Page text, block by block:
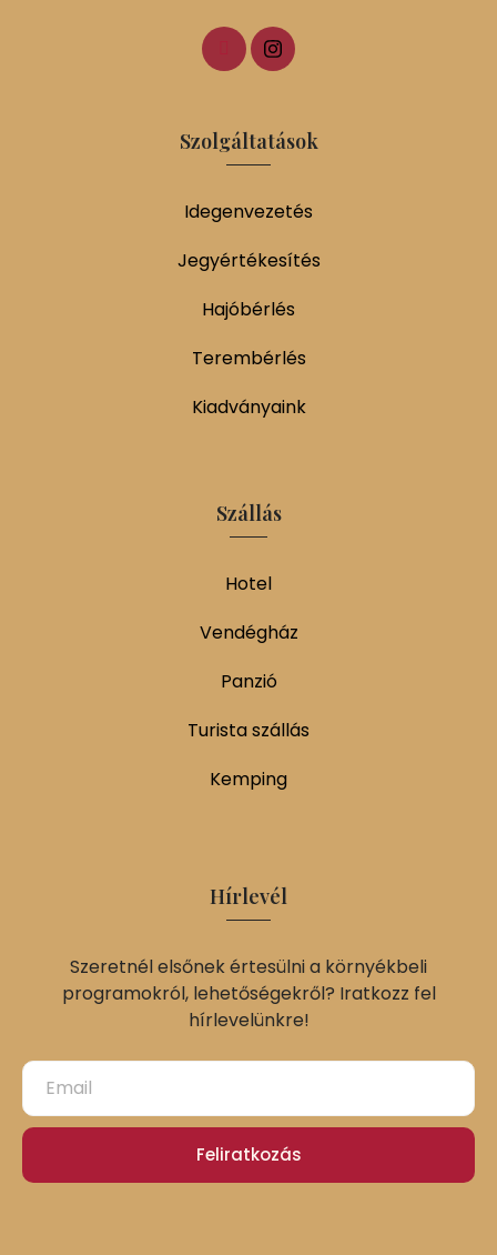
Szolgáltatások
Idegenvezetés
Jegyértékesítés
Hajóbérlés
Terembérlés
Kiadványaink
Szállás
Hotel
Vendégház
Panzió
Turista szállás
Kemping
Hírlevél
Szeretnél elsőnek értesülni a környékbeli
programokról, lehetőségekről? Iratkozz fel
hírlevelünkre!
Feliratkozás